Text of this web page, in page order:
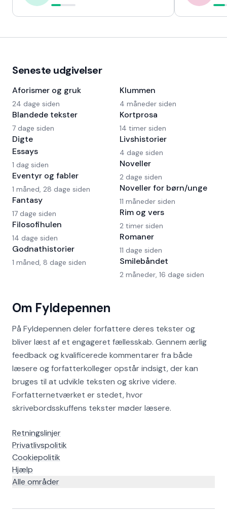
Om Fyldepennen
På Fyldepennen deler forfattere deres tekster og
bliver læst af et engageret fællesskab. Gennem ærlig
feedback og kvalificerede kommentarer fra både
læsere og forfatterkolleger opstår indsigt, der kan
bruges til at udvikle teksten og skrive videre.
Forfatternetværket er stedet, hvor
skrivebordsskuffens tekster møder læsere.
Retningslinjer
Privatlivspolitik
Cookiepolitik
Hjælp
Alle områder
Seneste udgivelser
Aforismer og gruk
24 dage siden
Blandede tekster
7 dage siden
Digte
Essays
1 dag siden
Eventyr og fabler
1 måned, 28 dage siden
Fantasy
17 dage siden
Filosofihulen
14 dage siden
Godnathistorier
1 måned, 8 dage siden
Klummen
4 måneder siden
Kortprosa
14 timer siden
Livshistorier
4 dage siden
Noveller
2 dage siden
Noveller for børn/unge
11 måneder siden
Rim og vers
2 timer siden
Romaner
11 dage siden
Smilebåndet
2 måneder, 16 dage siden